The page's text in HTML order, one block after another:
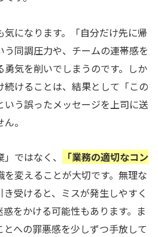
気になります。「自分だけ先に帰
う同調圧力や、チームの連帯感を
気を削いでしまうのです。しか
続けることは、結果として「この
いう誤ったメッセージを上司に送
。
ではなく、
「業務の適切なコン
を変えることが大切です。無理な
受けると、ミスが発生しやすく
をかける可能性もあります。ま
への罪悪感を少しずつ手放して